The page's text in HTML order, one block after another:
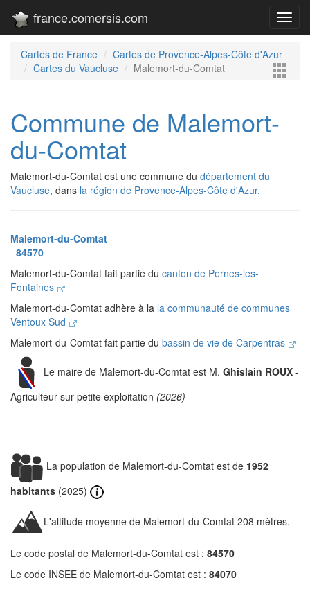
france.comersis.com
Cartes de France
Cartes de Provence-Alpes-Côte d'Azur
Cartes du Vaucluse
Malemort-du-Comtat
Commune de Malemort-
du-Comtat
Malemort-du-Comtat est une commune du département du
Vaucluse, dans la région de Provence-Alpes-Côte d'Azur.
Malemort-du-Comtat
84570
Malemort-du-Comtat fait partie du canton de Pernes-les-
Fontaines
Malemort-du-Comtat adhère à la la communauté de communes
Ventoux Sud
Malemort-du-Comtat fait partie du bassin de vie de Carpentras
Le maire de Malemort-du-Comtat est M. Ghislain ROUX -
Agriculteur sur petite exploitation (2026)
La population de Malemort-du-Comtat est de 1952
habitants (2025)
L'altitude moyenne de Malemort-du-Comtat 208 mètres.
Le code postal de Malemort-du-Comtat est : 84570
Le code INSEE de Malemort-du-Comtat est : 84070